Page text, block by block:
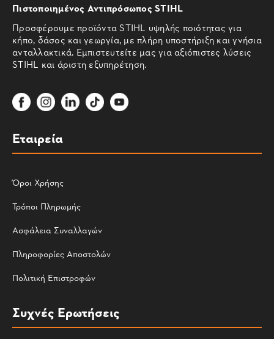
Πιστοποιημένος Αντιπρόσωπος STIHL
Προσφέρουμε προϊόντα STIHL υψηλής ποιότητας για
κήπο, δάσος και γεωργία, με πλήρη υποστήριξη και γνήσια
ανταλλακτικά. Εμπιστευτείτε μας για αξιόπιστες λύσεις
STIHL και άριστη εξυπηρέτηση.
Εταιρεία
Όροι Χρήσης
Τρόποι Πληρωμής
Ασφάλεια Συναλλαγών
Πληροφορίες Αποστολών
Πολιτική Επιστροφών
Συχνές Ερωτήσεις